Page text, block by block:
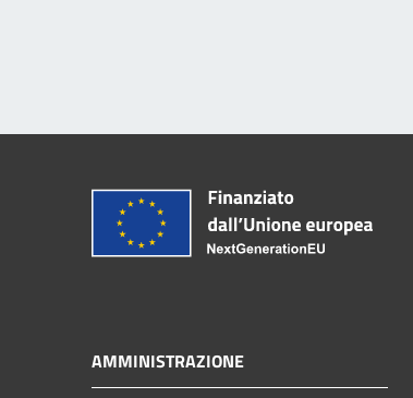
AMMINISTRAZIONE